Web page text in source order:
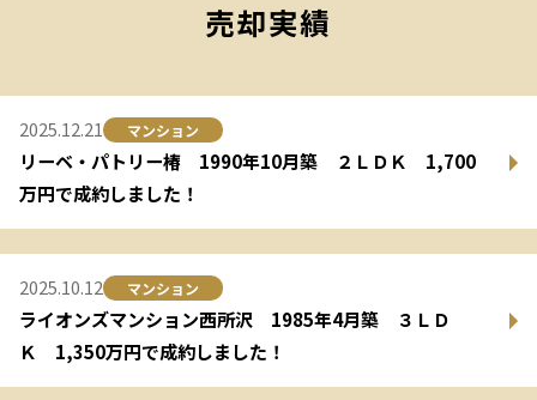
売却実績
リーベ・パトリー椿 1990年10月築 ２ＬＤＫ 1,700
万円で成約しました！
2025.12.21 マンション
ライオンズマンション西所沢 1985年4月築 ３ＬＤ
Ｋ 1,350万円で成約しました！
2025.10.12 マンション